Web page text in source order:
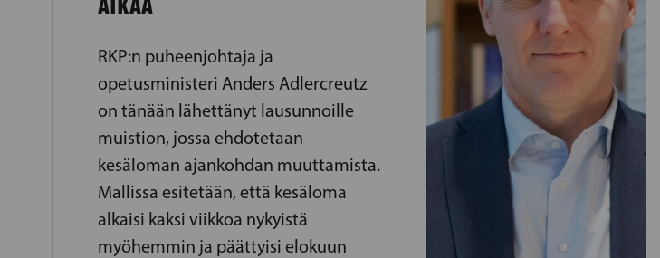
RKP:n puheenjohtaja ja
opetusministeri Anders Adlercreutz
on tänään lähettänyt lausunnoille
muistion, jossa ehdotetaan
kesäloman ajankohdan muuttamista.
Mallissa esitetään, että kesäloma
alkaisi kaksi viikkoa nykyistä
myöhemmin ja päättyisi elokuun